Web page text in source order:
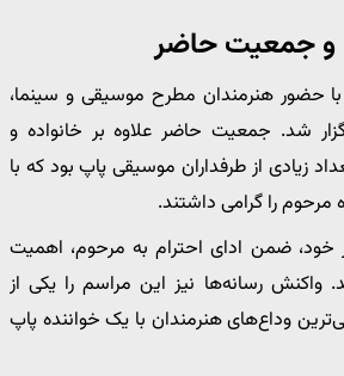
و جمعیت حاضر
حضور هنرمندان مطرح موسیقی و سینما،
شد. جمعیت حاضر علاوه بر خانواده و
زیادی از طرفداران موسیقی پاپ بود که با
را گرامی داشتند.
ضمن ادای احترام به مرحوم، اهمیت
واکنش رسانه‌ها نیز این مراسم را یکی از
وداع‌های هنرمندان با یک خواننده پاپ